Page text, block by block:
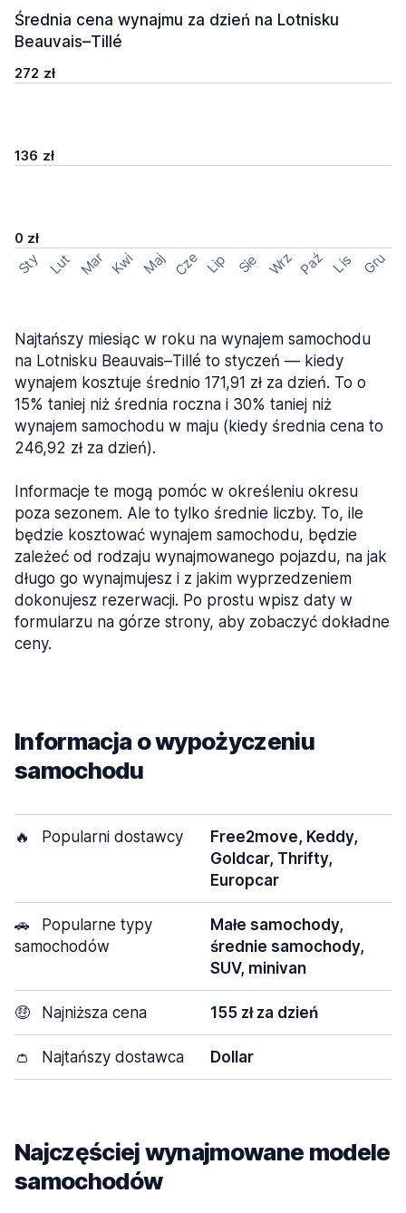
Średnia cena wynajmu za dzień na Lotnisku
Beauvais–Tillé
272 zł
136 zł
0 zł
Sty Lut Mar Kwi Maj Cze Lip Sie Wrz Paź Lis Gru
Najtańszy miesiąc w roku na wynajem samochodu
na Lotnisku Beauvais–Tillé to styczeń — kiedy
wynajem kosztuje średnio 171,91 zł za dzień. To o
15% taniej niż średnia roczna i 30% taniej niż
wynajem samochodu w maju (kiedy średnia cena to
246,92 zł za dzień).
Informacje te mogą pomóc w określeniu okresu
poza sezonem. Ale to tylko średnie liczby. To, ile
będzie kosztować wynajem samochodu, będzie
zależeć od rodzaju wynajmowanego pojazdu, na jak
długo go wynajmujesz i z jakim wyprzedzeniem
dokonujesz rezerwacji. Po prostu wpisz daty w
formularzu na górze strony, aby zobaczyć dokładne
ceny.
Informacja o wypożyczeniu
samochodu
🔥 Popularni dostawcy
Free2move, Keddy,
Goldcar, Thrifty,
Europcar
🚗
Popularne typy
samochodów
Małe samochody,
średnie samochody,
SUV, minivan
🤑 Najniższa cena 155 zł za dzień
👛 Najtańszy dostawca Dollar
Najczęściej wynajmowane modele
samochodów